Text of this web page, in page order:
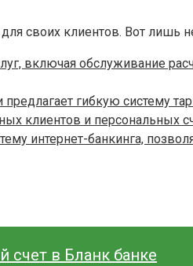
своих клиентов. Вот лишь
включая обслуживание
гибкую систему
клиентов и персональных
интернет-банкинга,
счет в Бланк банке